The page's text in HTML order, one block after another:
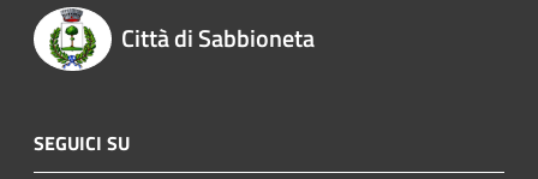
Città di Sabbioneta
SEGUICI SU